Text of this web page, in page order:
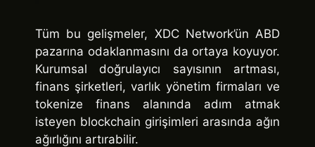
Tüm bu gelişmeler, XDC Network’ün ABD
pazarına odaklanmasını da ortaya koyuyor.
Kurumsal doğrulayıcı sayısının artması,
finans şirketleri, varlık yönetim firmaları ve
tokenize finans alanında adım atmak
isteyen blockchain girişimleri arasında ağın
ağırlığını artırabilir.